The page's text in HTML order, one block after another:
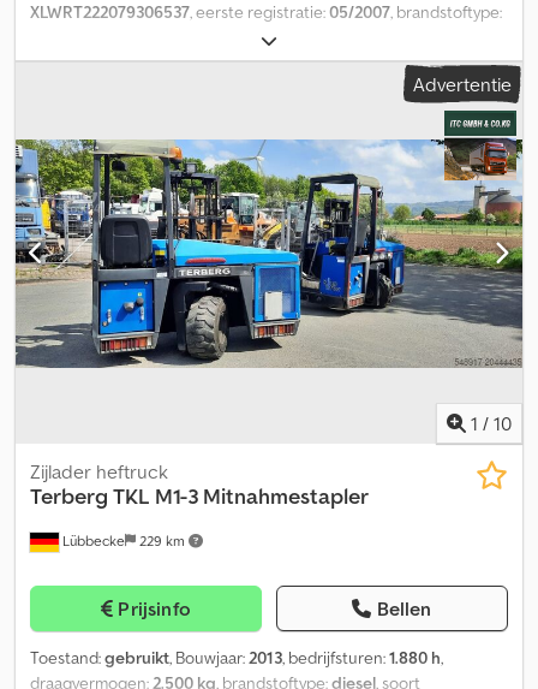
XLWRT222079306537, eerste registratie:05/2007, brandstoftype:
overig
automatisch, Bouwjaar:2007, bedrijfsturen:21.826 h, As 1: links 18
mm rechts 18 mm Dcjdpfx Afjy T H Alszek As 2: links 6-6 mm rechts
Advertentie
1 / 10
Lübbecke 229 km
Zijlader heftruck
Terberg TKL M1-3 Mitnahmestapler
Prijsinfo Bellen
Toestand:gebruikt, Bouwjaar:2013, bedrijfsturen:1.880 h,
draagvermogen:2.500 kg, brandstoftype:diesel, soort